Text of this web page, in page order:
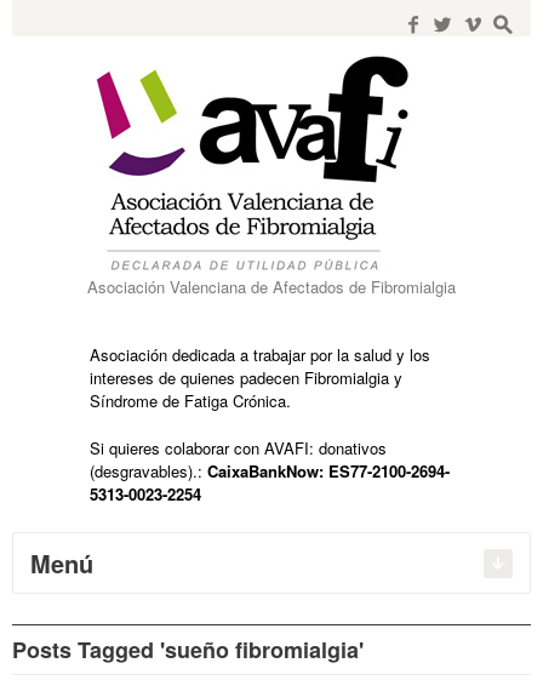
f w i s
Asociación Valenciana de Afectados de Fibromialgia
Asociación dedicada a trabajar por la salud y los
intereses de quienes padecen Fibromialgia y
Síndrome de Fatiga Crónica.
Si quieres colaborar con AVAFI: donativos
(desgravables).:CaixaBankNow: ES77-2100-2694-
5313-0023-2254
Menú
Posts Tagged 'sueño fibromialgia'